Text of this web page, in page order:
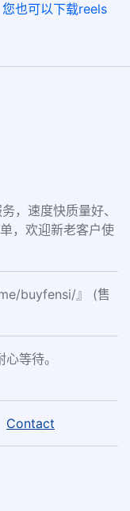
也可以下载reels
，速度快质量好、
，欢迎新老客户使
buyfensi/』 (售
等待。
Contact